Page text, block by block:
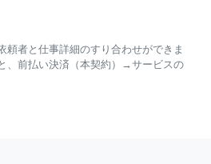
頼者と仕事詳細のすり合わせができま
、前払い決済（本契約）→サービスの